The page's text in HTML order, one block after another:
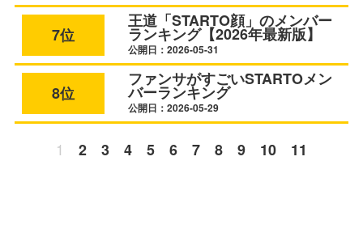
7位
王道「STARTO顔」のメンバー
ランキング【2026年最新版】
公開日：2026-05-31
8位
ファンサがすごいSTARTOメン
バーランキング
公開日：2026-05-29
1 2 3 4 5 6 7 8 9 10 11